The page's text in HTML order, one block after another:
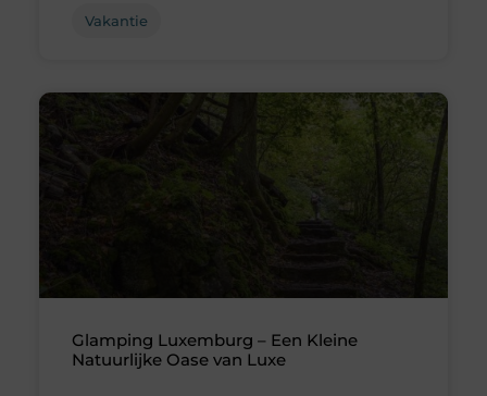
Vakantie
Glamping Luxemburg – Een Kleine
Natuurlijke Oase van Luxe